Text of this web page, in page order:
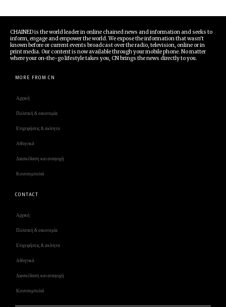
CHAINED is the world leader in online chained news and information and seeks to
inform, engage and empower the world. We expose the information that wasn't
known before or current events broadcast over the radio, television, online or in
print media. Our content is now available through your mobile phone. No matter
where your on-the-go lifestyle takes you, CN brings the news directly to you.
MORE FROM CN
Αρχική
Πολιτική & οικονομία
Επιχειρήσεις & ακίνητα
Αθλητικά
Διασκέδαση και αναψυχή
Κουτσομπολιό
CONTACT
Αρχική
Πολιτική & οικονομία
Επιχειρήσεις & ακίνητα
Αθλητικά
Διασκέδαση και αναψυχή
Κουτσομπολιό